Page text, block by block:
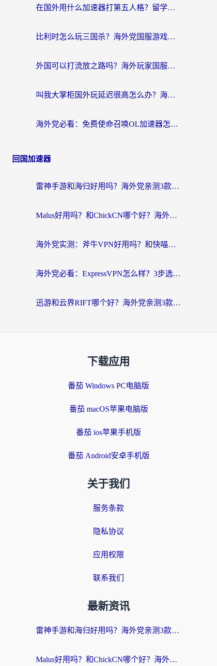
在国外用什么加速器打第五人格？留学生亲测：这6个功能才是关键！
比利时怎么玩三国杀？海外党国服游戏加速器终极指南（附问道CODOL优化方案）
外国可以打流放之路吗？海外玩家国服游戏畅玩终极指南（附实测推荐）
叫我大掌柜国外玩延迟很高怎么办？海外党亲测的国服游戏加速全攻略
海外党必看：免费使命召唤OL加速器怎么选？3个国服游戏加速痛点一次性解决
回国加速器
雷神手游和海归好用吗？海外党亲测3款热门回国加速器+番茄加速器深度体验
Malus好用吗？和ChickCN哪个好？海外党亲测：选对回国加速器，追剧游戏不卡顿
海外党实测：斧牛VPN好用吗？和快喵VPN对比哪个回国效果更好？附3款热门加速器深度分析
海外党必看：ExpressVPN怎么样？3步选对回国加速器，无缝刷国内剧玩手游
迅游和云界RIFT哪个好？海外党亲测3款回国加速器，教你无缝刷国内剧玩游戏
下载应用
番茄 Windows PC电脑版
番茄 macOS苹果电脑版
番茄 ios苹果手机版
番茄 Android安卓手机版
关于我们
服务条款
隐私协议
应用权限
联系我们
最新资讯
雷神手游和海归好用吗？海外党亲测3款热门回国加速器+番茄加速器深度体验
Malus好用吗？和ChickCN哪个好？海外党亲测：选对回国加速器，追剧游戏不卡顿